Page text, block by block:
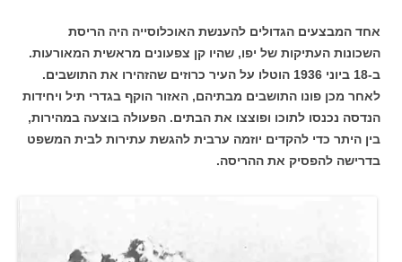
אחד המבצעים הגדולים להענשת האוכלוסייה היה הריסת
השכונות העתיקות של יפו, שהיו קן צפעונים מראשית המאורעות.
ב-18 ביוני 1936 הוטלו על העיר כרוזים שהזהירו את התושבים.
לאחר מכן פונו התושבים מבתיהם, האזור הוקף בגדרי תיל ויחידות
הנדסה נכנסו לתוכו ופוצצו את הבתים. הפעולה בוצעה במהירות,
בין היתר כדי להקדים יוזמה ערבית להגשת עתירות לבית המשפט
בדרישה להפסיק את ההריסה.